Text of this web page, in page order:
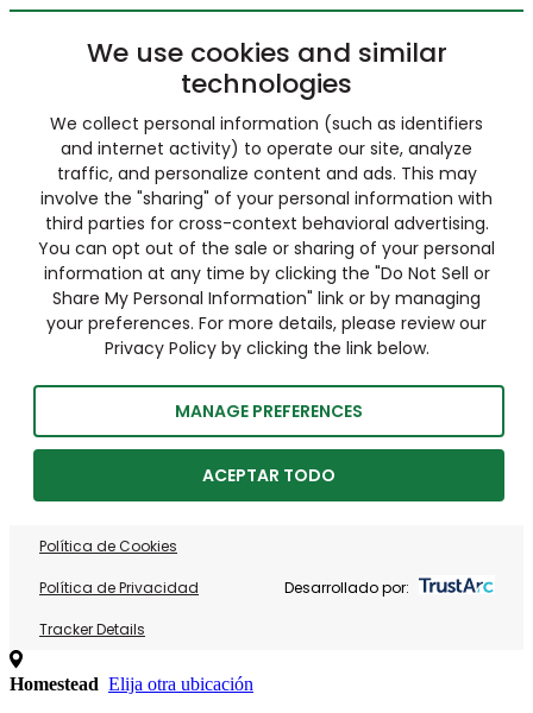
We use cookies and similar
technologies
We collect personal information (such as identifiers
and internet activity) to operate our site, analyze
traffic, and personalize content and ads. This may
involve the "sharing" of your personal information with
third parties for cross-context behavioral advertising.
You can opt out of the sale or sharing of your personal
information at any time by clicking the "Do Not Sell or
Share My Personal Information" link or by managing
your preferences. For more details, please review our
Privacy Policy by clicking the link below.
MANAGE PREFERENCES
ACEPTAR TODO
Política de Cookies
Política de Privacidad
Tracker Details
Desarrollado por:
Homestead Elija otra ubicación